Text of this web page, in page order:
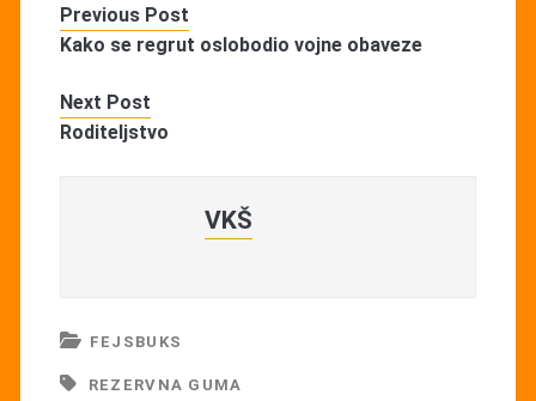
Previous Post
Kako se regrut oslobodio vojne obaveze
Next Post
Roditeljstvo
VKŠ
FEJSBUKS
REZERVNA GUMA